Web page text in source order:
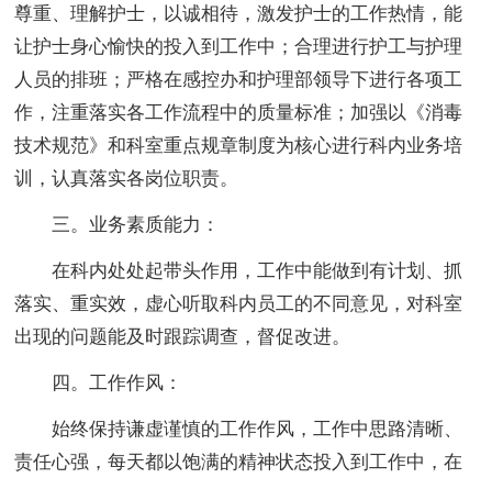
尊重、理解护士，以诚相待，激发护士的工作热情，能
让护士身心愉快的投入到工作中；合理进行护工与护理
人员的排班；严格在感控办和护理部领导下进行各项工
作，注重落实各工作流程中的质量标准；加强以《消毒
技术规范》和科室重点规章制度为核心进行科内业务培
训，认真落实各岗位职责。
三。业务素质能力：
在科内处处起带头作用，工作中能做到有计划、抓
落实、重实效，虚心听取科内员工的不同意见，对科室
出现的问题能及时跟踪调查，督促改进。
四。工作作风：
始终保持谦虚谨慎的工作作风，工作中思路清晰、
责任心强，每天都以饱满的精神状态投入到工作中，在